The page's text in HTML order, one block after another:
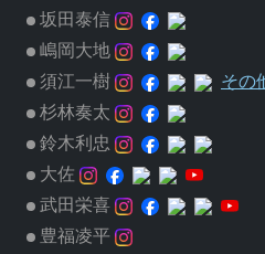
坂田泰信
嶋岡大地
須江一樹
その
杉林奏太
鈴木利忠
大佐
武田栄喜
豊福凌平